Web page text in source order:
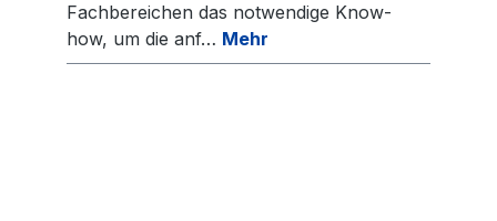
Fachbereichen das notwendige Know-
how, um die anf… Mehr